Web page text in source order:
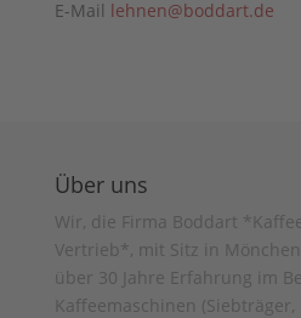
E-Mail lehnen@boddart.de
Über uns
Wir, die Firma Boddart
Vertrieb*, mit Sitz in
über 30 Jahre Erfahrung im
Kaffeemaschinen (Siebträger,